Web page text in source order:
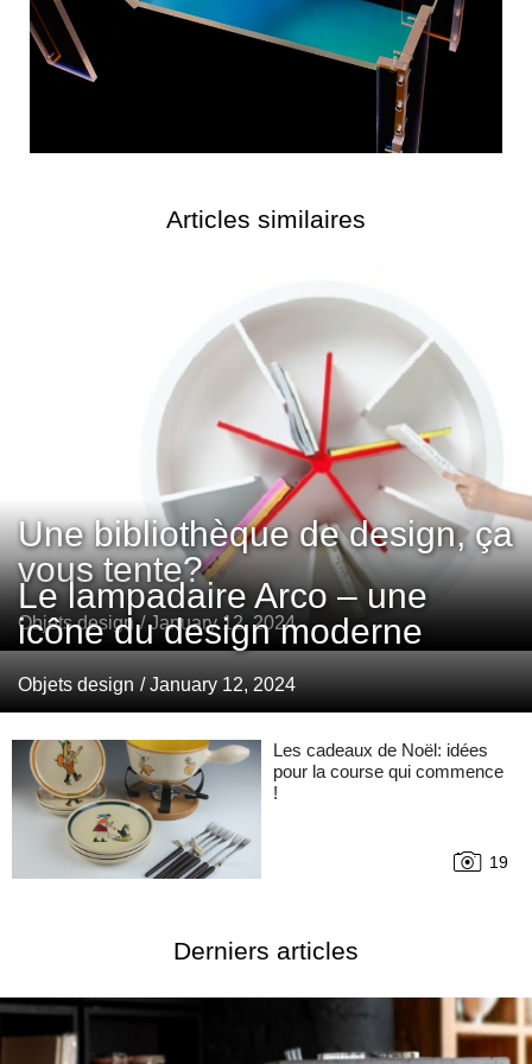
Articles similaires
Une bibliothèque de design, ça
vous tente?
Objets design / January 12, 2024
Le lampadaire Arco – une
icône du design moderne
Objets design / January 12, 2024
Les cadeaux de Noël: idées
pour la course qui commence
!
19
Derniers articles